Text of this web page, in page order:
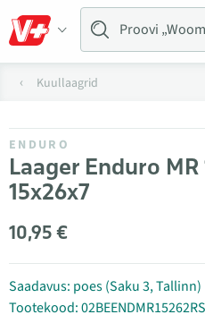
Kuullaagrid
ENDURO
Laager Enduro MR
15x26x7
10,95 €
Saadavus: poes (Saku 3, Tallinn)
Tootekood: 02BEENDMR15262RS